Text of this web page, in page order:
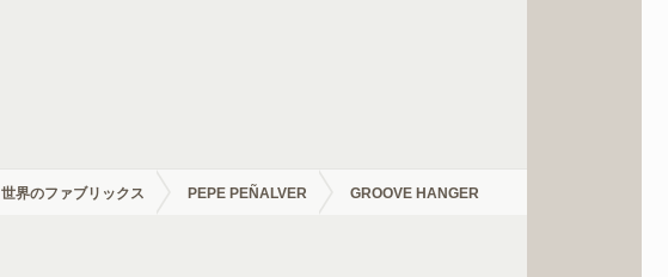
世界のファブリックス PEPE PEÑALVER GROOVE HANGER